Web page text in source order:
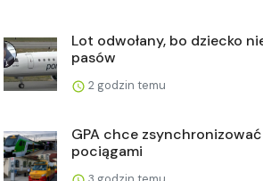
Lot odwołany, bo dziecko
pasów
2 godzin temu
GPA chce
pociągami